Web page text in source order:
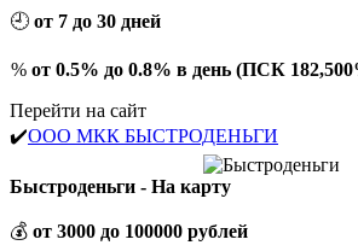
🕘 от 7 до 30 дней
% от 0.5% до 0.8% в день (ПСК
Перейти на сайт
✔️ООО МКК БЫСТРОДЕНЬГИ
Быстроденьги - На карту
💰 от 3000 до 100000 рублей